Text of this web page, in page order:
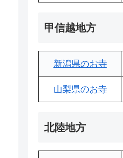
甲信越地方
新潟県のお寺
山梨県のお寺
北陸地方